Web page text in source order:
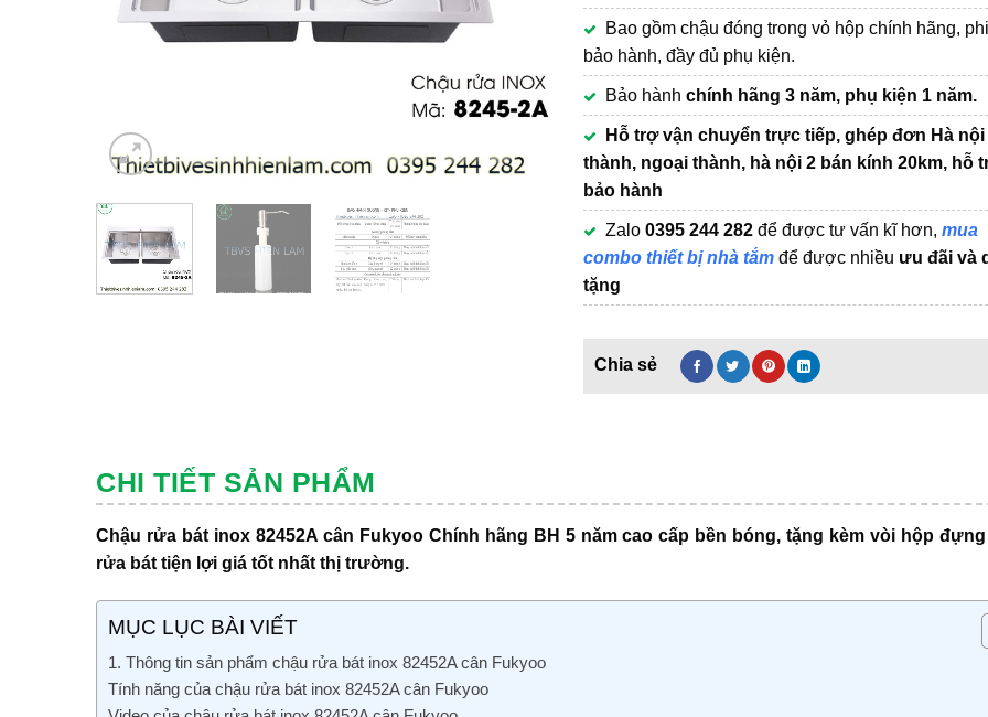
Bao gồm chậu đóng trong vỏ hộp chính hãng,
bảo hành, đầy đủ phụ kiện.
Bảo hànhchính hãng 3 năm, phụ kiện 1 năm.
Hỗ trợ vận chuyển trực tiếp, ghép đơn Hà
thành, ngoại thành, hà nội 2 bán kính 20km, hỗ
bảo hành
Zalo0395 244 282 để được tư vấn kĩ hơn,mua
combo thiết bị nhà tắm để được nhiều ưu đãi và
tặng
CHI TIẾT SẢN PHẨM
Chậu rửa bát inox 82452A cân Fukyoo Chính hãng BH 5 năm cao cấp bền bóng, tặng kèm vòi hộp
rửa bát tiện lợi giá tốt nhất thị trường.
MỤC LỤC BÀI VIẾT
1. Thông tin sản phẩm chậu rửa bát inox 82452A cân Fukyoo
Tính năng của chậu rửa bát inox 82452A cân Fukyoo